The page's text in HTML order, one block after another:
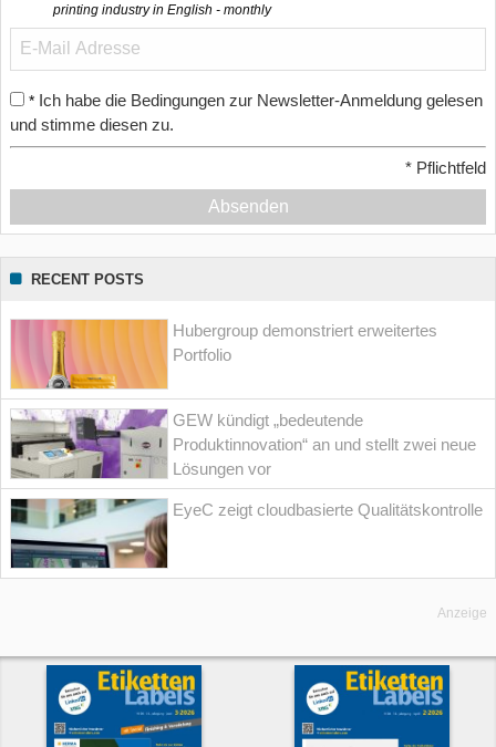
printing industry in English - monthly
* Ich habe die Bedingungen zur Newsletter-Anmeldung gelesen
und stimme diesen zu.
* Pflichtfeld
Absenden
RECENT POSTS
Hubergroup demonstriert erweitertes
Portfolio
GEW kündigt „bedeutende
Produktinnovation“ an und stellt zwei neue
Lösungen vor
EyeC zeigt cloudbasierte Qualitätskontrolle
Anzeige